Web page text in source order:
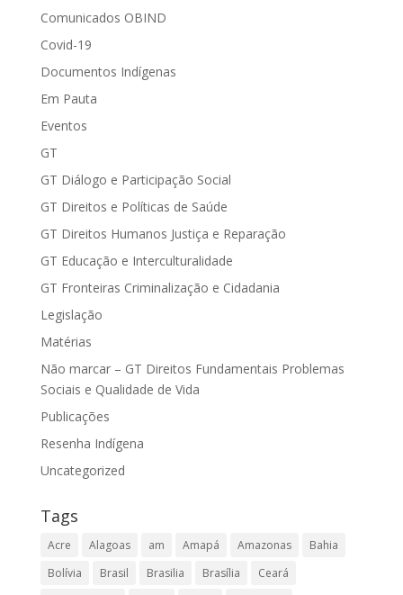
Comunicados OBIND
Covid-19
Documentos Indígenas
Em Pauta
Eventos
GT
GT Diálogo e Participação Social
GT Direitos e Políticas de Saúde
GT Direitos Humanos Justiça e Reparação
GT Educação e Interculturalidade
GT Fronteiras Criminalização e Cidadania
Legislação
Matérias
Não marcar – GT Direitos Fundamentais Problemas
Sociais e Qualidade de Vida
Publicações
Resenha Indígena
Uncategorized
Tags
Acre Alagoas am Amapá Amazonas
Bahia
Bolívia
Brasil Brasilia Brasília
Ceará